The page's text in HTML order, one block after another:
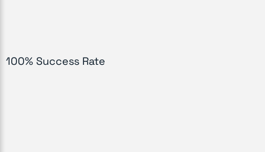
100% Success Rate